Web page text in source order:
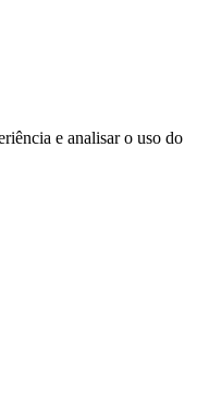
e analisar o uso do